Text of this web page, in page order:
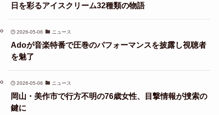
日を彩るアイスクリーム32種類の物語
2026-05-06 ニュース
Adoが音楽特番で圧巻のパフォーマンスを披露し視聴者
を魅了
2026-05-06 ニュース
岡山・美作市で行方不明の76歳女性、目撃情報が捜索の
鍵に